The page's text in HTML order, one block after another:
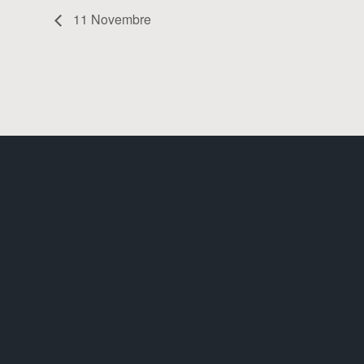
11 Novembre